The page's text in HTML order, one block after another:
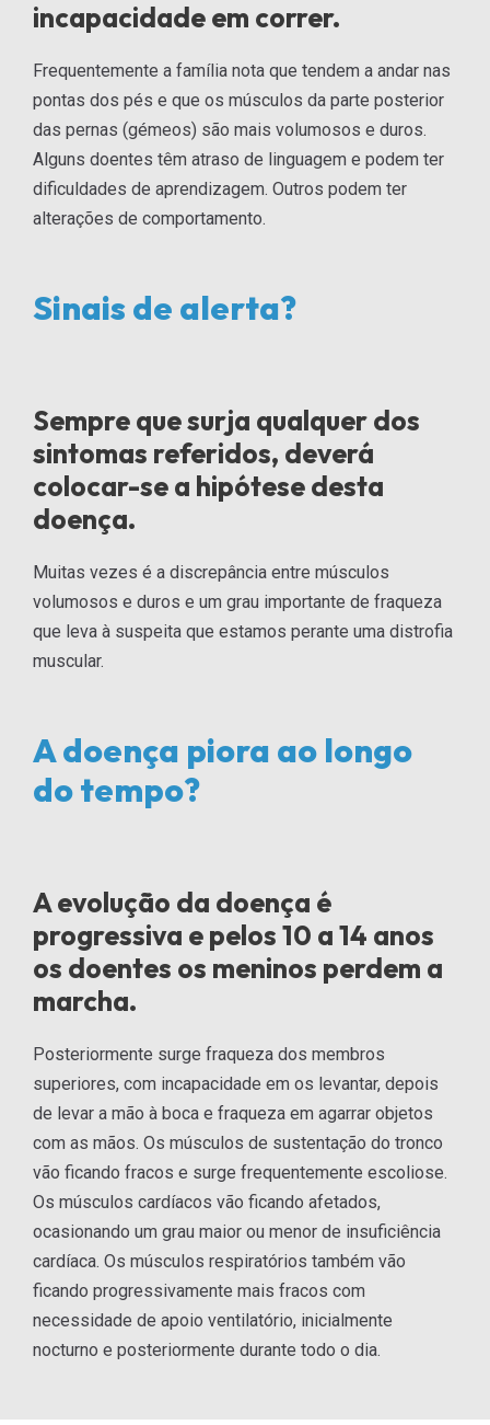
incapacidade em correr.
Frequentemente a família nota que tendem a andar nas
pontas dos pés e que os músculos da parte posterior
das pernas (gémeos) são mais volumosos e duros.
Alguns doentes têm atraso de linguagem e podem ter
dificuldades de aprendizagem. Outros podem ter
alterações de comportamento.
Sinais de alerta?
Sempre que surja qualquer dos
sintomas referidos, deverá
colocar-se a hipótese desta
doença.
Muitas vezes é a discrepância entre músculos
volumosos e duros e um grau importante de fraqueza
que leva à suspeita que estamos perante uma distrofia
muscular.
A doença piora ao longo
do tempo?
A evolução da doença é
progressiva e pelos 10 a 14 anos
os doentes os meninos perdem a
marcha.
Posteriormente surge fraqueza dos membros
superiores, com incapacidade em os levantar, depois
de levar a mão à boca e fraqueza em agarrar objetos
com as mãos. Os músculos de sustentação do tronco
vão ficando fracos e surge frequentemente escoliose.
Os músculos cardíacos vão ficando afetados,
ocasionando um grau maior ou menor de insuficiência
cardíaca. Os músculos respiratórios também vão
ficando progressivamente mais fracos com
necessidade de apoio ventilatório, inicialmente
nocturno e posteriormente durante todo o dia.